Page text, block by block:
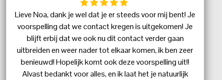
Lieve Noa, dank je wel dat je er steeds voor mij bent! Je
voorspelling dat we contact kregen is uitgekomen! Je
blijft erbij dat we ook nu dit contact verder gaan
uitbreiden en weer nader tot elkaar komen, ik ben zeer
benieuwd! Hopelijk komt ook deze voorspelling uit!!
Alvast bedankt voor alles, en ik laat het je natuurlijk